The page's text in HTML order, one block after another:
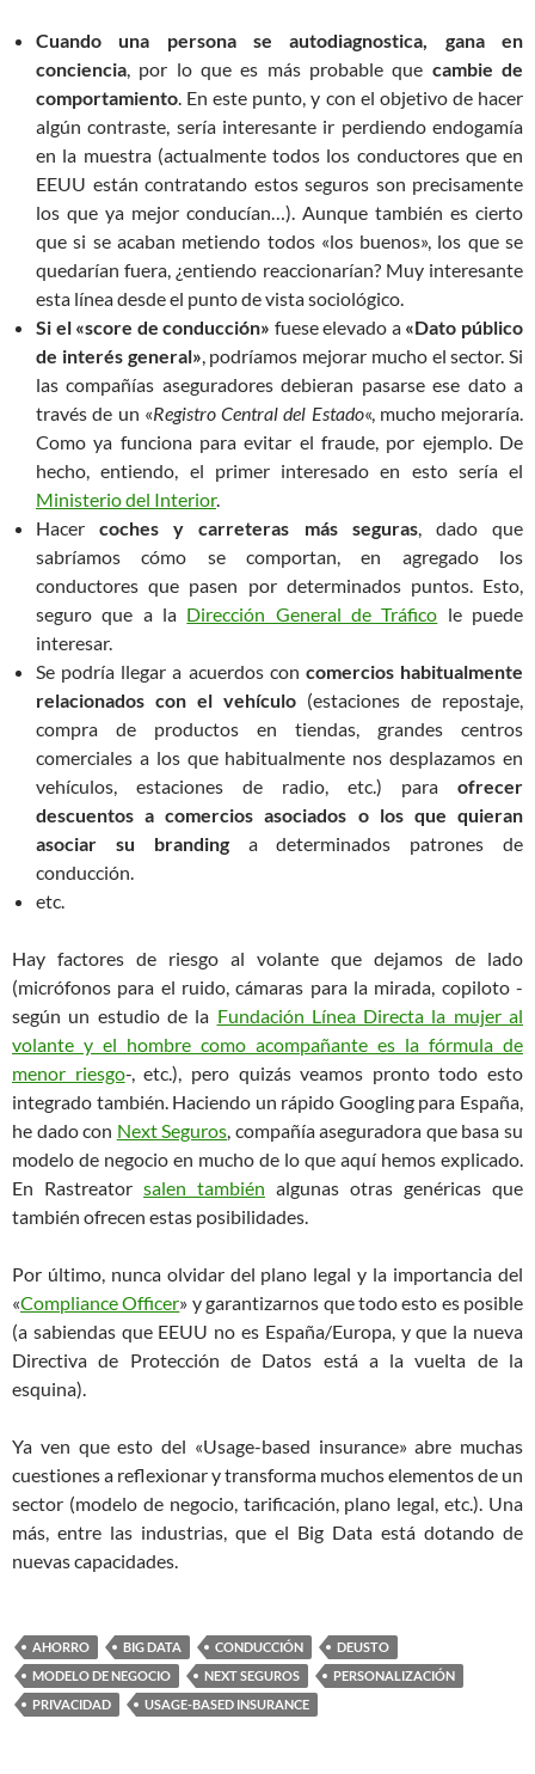
Cuando una persona se autodiagnostica, gana en
conciencia , por lo que es más probable que cambie de
comportamiento . En este punto, y con el objetivo de hacer
algún contraste, sería interesante ir perdiendo endogamía
en la muestra (actualmente todos los conductores que en
EEUU están contratando estos seguros son precisamente
los que ya mejor conducían…). Aunque también es cierto
que si se acaban metiendo todos «los buenos», los que se
quedarían fuera, ¿entiendo reaccionarían? Muy interesante
esta línea desde el punto de vista sociológico.
Si el «score de conducción» fuese elevado a«Dato público
de interés general» , podríamos mejorar mucho el sector. Si
las compañías aseguradores debieran pasarse ese dato a
través de un «Registro Central del Estado«, mucho mejoraría.
Como ya funciona para evitar el fraude, por ejemplo. De
hecho, entiendo, el primer interesado en esto sería el
Ministerio del Interior.
Hacercoches y carreteras más seguras, dado que
sabríamos cómo se comportan, en agregado los
conductores que pasen por determinados puntos. Esto,
seguro que a la Dirección General de Tráfico le puede
interesar.
Se podría llegar a acuerdos con comercios habitualmente
relacionados con el vehículo (estaciones de repostaje,
compra de productos en tiendas, grandes centros
comerciales a los que habitualmente nos desplazamos en
vehículos, estaciones de radio, etc.) para ofrecer
descuentos a comercios asociados o los que quieran
asociar su brandinga determinados patrones de
conducción.
etc.
Hay factores de riesgo al volante que dejamos de lado
(micrófonos para el ruido, cámaras para la mirada, copiloto -
según un estudio de la Fundación Línea Directa la mujer al
volante y el hombre como acompañante es la fórmula de
menor riesgo-, etc.), pero quizás veamos pronto todo esto
integrado también. Haciendo un rápido Googling para España,
he dado con Next Seguros , compañía aseguradora que basa su
modelo de negocio en mucho de lo que aquí hemos explicado.
En Rastreator salen también algunas otras genéricas que
también ofrecen estas posibilidades.
Por último, nunca olvidar del plano legal y la importancia del
«Compliance Officer» y garantizarnos que todo esto es posible
(a sabiendas que EEUU no es España/Europa, y que la nueva
Directiva de Protección de Datos está a la vuelta de la
esquina).
Ya ven que esto del «Usage-based insurance» abre muchas
cuestiones a reflexionar y transforma muchos elementos de un
sector (modelo de negocio, tarificación, plano legal, etc.). Una
más, entre las industrias, que el Big Data está dotando de
nuevas capacidades.
AHORRO BIG DATA CONDUCCIÓN
DEUSTO
MODELO DE NEGOCIO
NEXT SEGUROS
PERSONALIZACIÓN
PRIVACIDAD
USAGE-BASED INSURANCE